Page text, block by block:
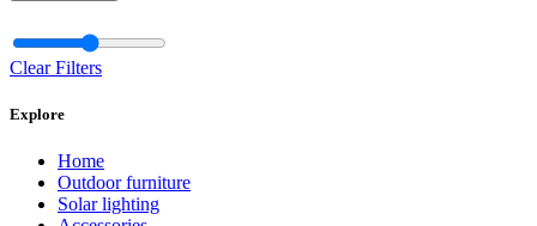
Clear Filters
Explore
Home
Outdoor furniture
Solar lighting